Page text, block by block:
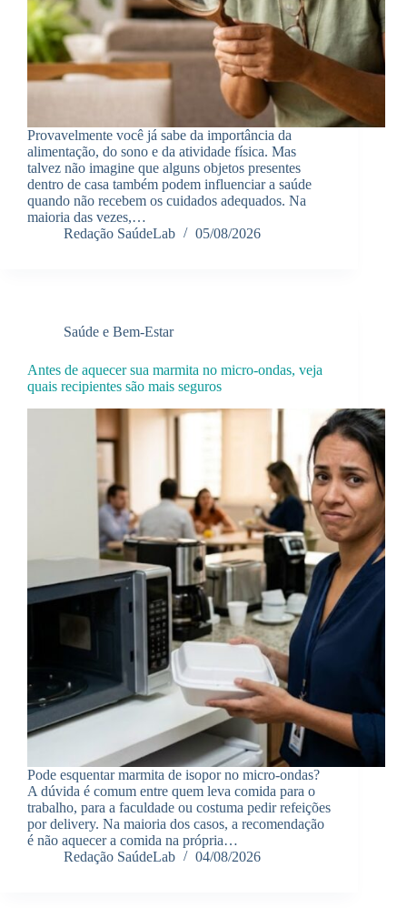
Provavelmente você já sabe da importância da
alimentação, do sono e da atividade física. Mas
talvez não imagine que alguns objetos presentes
dentro de casa também podem influenciar a saúde
quando não recebem os cuidados adequados. Na
maioria das vezes,…
Redação SaúdeLab
05/08/2026
Saúde e Bem-Estar
Antes de aquecer sua marmita no micro-ondas, veja
quais recipientes são mais seguros
Pode esquentar marmita de isopor no micro-ondas?
A dúvida é comum entre quem leva comida para o
trabalho, para a faculdade ou costuma pedir refeições
por delivery. Na maioria dos casos, a recomendação
é não aquecer a comida na própria…
Redação SaúdeLab
04/08/2026